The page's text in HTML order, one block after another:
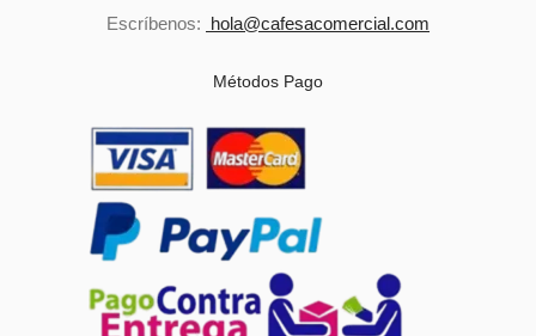
Escríbenos: hola@cafesacomercial.com
Métodos Pago